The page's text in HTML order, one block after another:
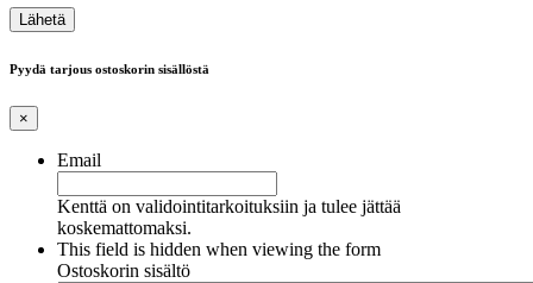
Pyydä tarjous ostoskorin sisällöstä
×
Email
Kenttä on validointitarkoituksiin ja tulee jättää
koskemattomaksi.
This field is hidden when viewing the form
Ostoskorin sisältö